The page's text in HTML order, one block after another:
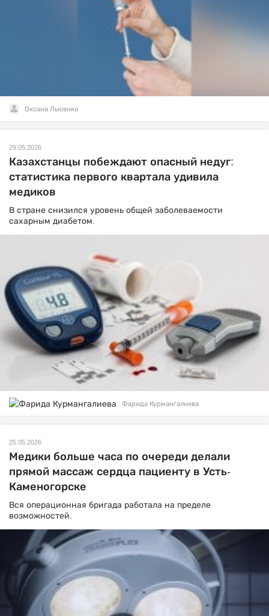
Оксана Лысенко
29.05.2026
Казахстанцы побеждают опасный недуг:
статистика первого квартала удивила
медиков
В стране снизился уровень общей заболеваемости
сахарным диабетом.
Фарида Курмангалиева
25.05.2026
Медики больше часа по очереди делали
прямой массаж сердца пациенту в Усть-
Каменогорске
Вся операционная бригада работала на пределе
возможностей.